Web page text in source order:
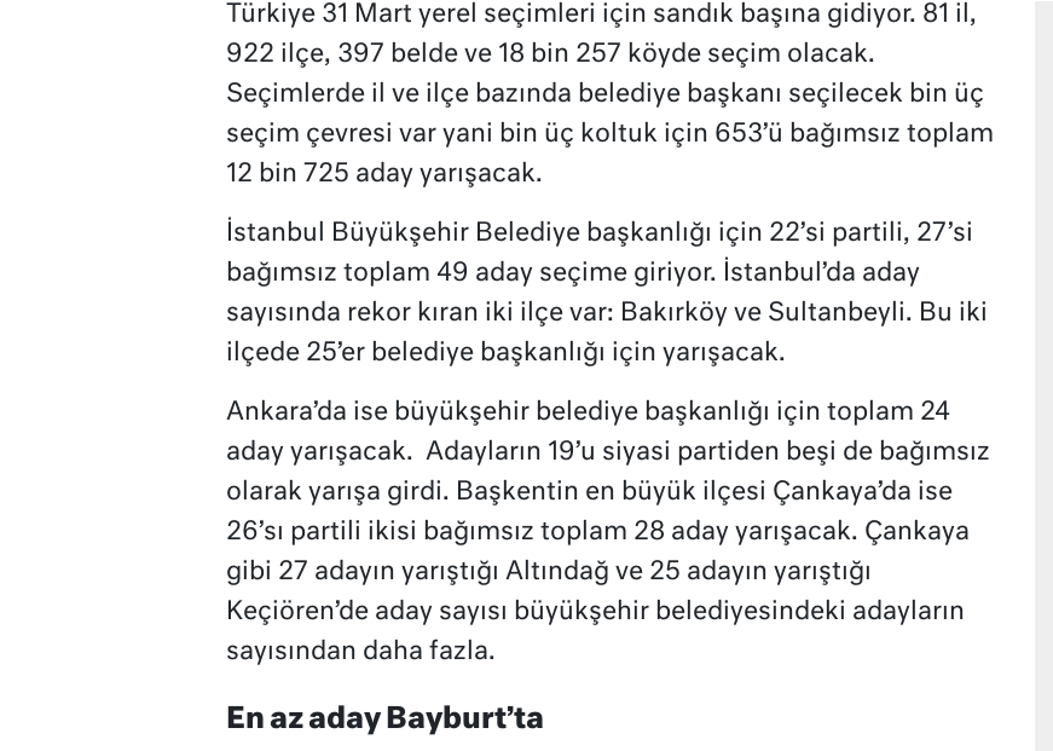
Türkiye 31 Mart yerel seçimleri için sandık başına gidiyor. 81 il,
922 ilçe, 397 belde ve 18 bin 257 köyde seçim olacak.
Seçimlerde il ve ilçe bazında belediye başkanı seçilecek bin üç
seçim çevresi var yani bin üç koltuk için 653’ü bağımsız toplam
12 bin 725 aday yarışacak.
İstanbul Büyükşehir Belediye başkanlığı için 22’si partili, 27’si
bağımsız toplam 49 aday seçime giriyor. İstanbul’da aday
sayısında rekor kıran iki ilçe var: Bakırköy ve Sultanbeyli. Bu iki
ilçede 25’er belediye başkanlığı için yarışacak.
Ankara’da ise büyükşehir belediye başkanlığı için toplam 24
aday yarışacak. Adayların 19’u siyasi partiden beşi de bağımsız
olarak yarışa girdi. Başkentin en büyük ilçesi Çankaya’da ise
26’sı partili ikisi bağımsız toplam 28 aday yarışacak. Çankaya
gibi 27 adayın yarıştığı Altındağ ve 25 adayın yarıştığı
Keçiören’de aday sayısı büyükşehir belediyesindeki adayların
sayısından daha fazla.
En az aday Bayburt’ta